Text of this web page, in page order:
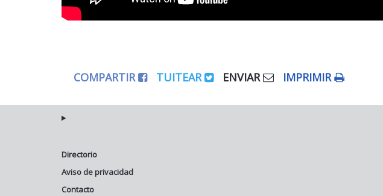
COMPARTIR TUITEAR ENVIAR IMPRIMIR
Directorio
Aviso de privacidad
Contacto